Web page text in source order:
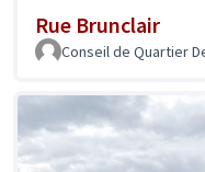
Rue Brunclair
Conseil de Quartier